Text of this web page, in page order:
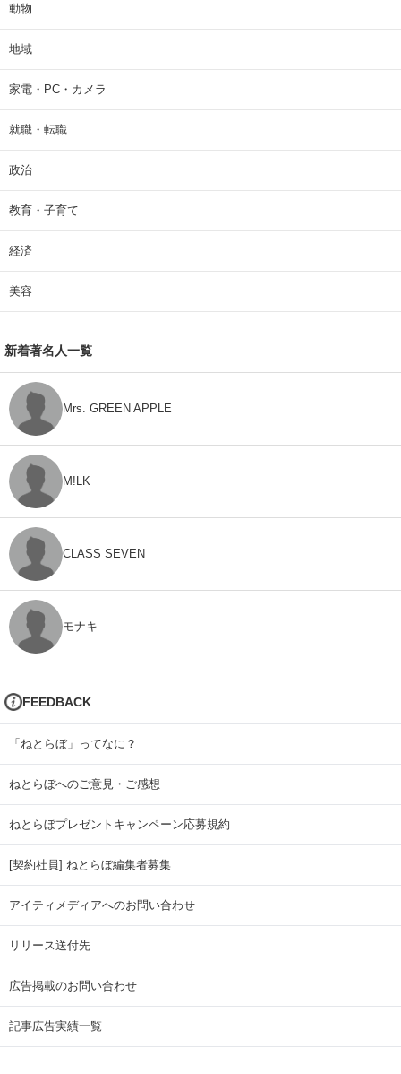
動物
地域
家電・PC・カメラ
就職・転職
政治
教育・子育て
経済
美容
新着著名人一覧
Mrs. GREEN APPLE
M!LK
CLASS SEVEN
モナキ
FEEDBACK
「ねとらぼ」ってなに？
ねとらぼへのご意見・ご感想
ねとらぼプレゼントキャンペーン応募規約
[契約社員] ねとらぼ編集者募集
アイティメディアへのお問い合わせ
リリース送付先
広告掲載のお問い合わせ
記事広告実績一覧